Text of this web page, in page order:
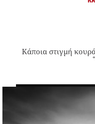
Κάποια στιγμή